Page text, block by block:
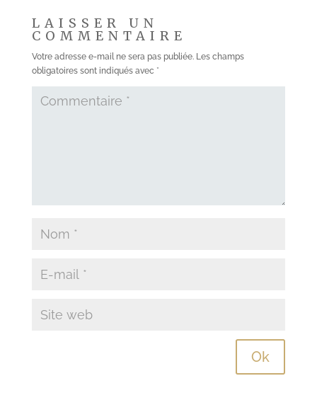
LAISSER UN
COMMENTAIRE
Votre adresse e-mail ne sera pas publiée. Les champs
obligatoires sont indiqués avec *